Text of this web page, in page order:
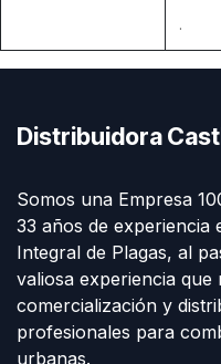
.
Distribuidora
Somos una Empresa
33 años de experiencia
Integral de Plagas, al
valiosa experiencia
comercialización y
profesionales para
urbanas.